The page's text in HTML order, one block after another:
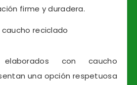
firme y duradera.
caucho reciclado
con caucho
una opción respetuosa